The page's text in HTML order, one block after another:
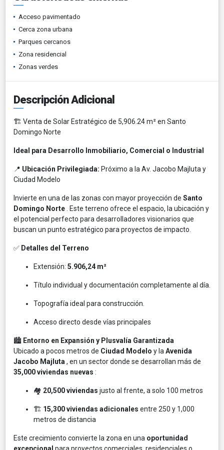
Acceso pavimentado
Cerca zona urbana
Parques cercanos
Zona residencial
Zonas verdes
Descripción Adicional
🏗️ Venta de Solar Estratégico de 5,906.24 m² en Santo
Domingo Norte
Ideal para Desarrollo Inmobiliario, Comercial o Industrial
📍 Ubicación Privilegiada: Próximo a la Av. Jacobo Majluta y
Ciudad Modelo
Invierte en una de las zonas con mayor proyección de Santo
Domingo Norte . Este terreno ofrece el espacio, la ubicación y
el potencial perfecto para desarrolladores visionarios que
buscan un punto estratégico para proyectos de impacto.
✅ Detalles del Terreno
Extensión: 5.906,24 m²
Título individual y documentación completamente al día.
Topografía ideal para construcción.
Acceso directo desde vías principales
🏙️ Entorno en Expansión y Plusvalía Garantizada
Ubicado a pocos metros de Ciudad Modelo y la Avenida
Jacobo Majluta , en un sector donde se desarrollan más de
35,000 viviendas nuevas :
🏘️ 20,500 viviendas justo al frente, a solo 100 metros
🏗️ 15,300 viviendas adicionales entre 250 y 1,000
metros de distancia
Este crecimiento convierte la zona en una oportunidad